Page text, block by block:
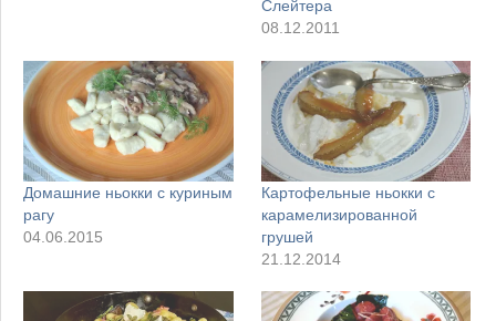
Слейтера
08.12.2011
Домашние ньокки с куриным
рагу
04.06.2015
Картофельные ньокки с
карамелизированной
грушей
21.12.2014